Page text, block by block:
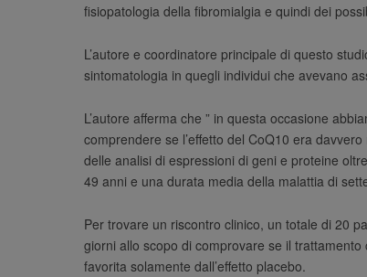
fisiopatologia della fibromialgia e quindi dei
L’autore e coordinatore principale di questo
sintomatologia in quegli individui che avevano
L’autore afferma che ” in questa occasione
comprendere se l’effetto del CoQ10 era
delle analisi di espressioni di geni e proteine
49 anni e una durata media della malattia di
Per trovare un riscontro clinico, un totale di 20
giorni allo scopo di comprovare se il
favorita solamente dall’effetto placebo.